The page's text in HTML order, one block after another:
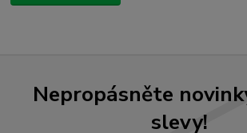
Nepropásněte
slevy!